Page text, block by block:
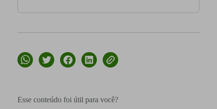
Esse conteúdo foi útil para você?